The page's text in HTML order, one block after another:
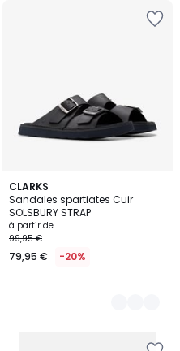
CLARKS
Sandales spartiates Cuir
SOLSBURY STRAP
à partir de
99,95 €
79,95 € -20%
2
Couleurs